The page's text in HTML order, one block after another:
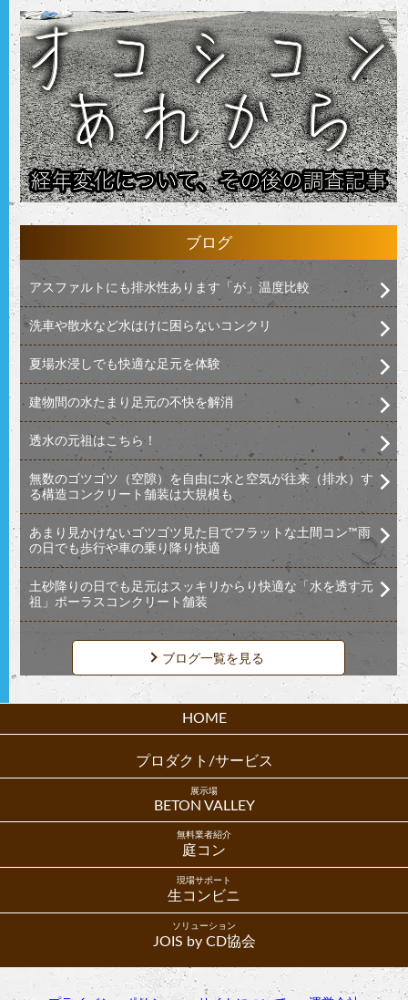
ブログ
アスファルトにも排水性あります「が」温度比較
洗車や散水など水はけに困らないコンクリ
夏場水浸しでも快適な足元を体験
建物間の水たまり足元の不快を解消
透水の元祖はこちら！
無数のゴツゴツ（空隙）を自由に水と空気が往来（排水）す
る構造コンクリート舗装は大規模も
あまり見かけないゴツゴツ見た目でフラットな土間コン™︎雨
の日でも歩行や車の乗り降り快適
土砂降りの日でも足元はスッキリからり快適な「水を透す元
祖」ポーラスコンクリート舗装
ブログ一覧を見る
HOME
プロダクト/サービス
展示場
BETON VALLEY
無料業者紹介
庭コン
現場サポート
生コンビニ
ソリューション
JOIS by CD協会